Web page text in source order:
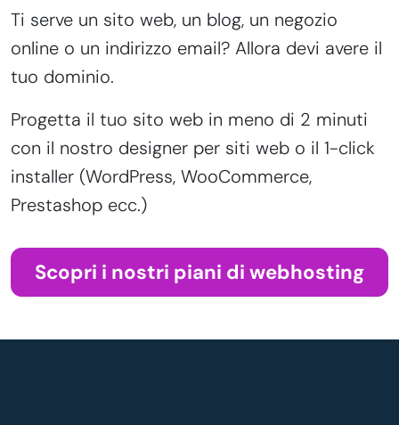
Ti serve un sito web, un blog, un negozio
online o un indirizzo email? Allora devi avere il
tuo dominio.
Progetta il tuo sito web in meno di 2 minuti
con il nostro designer per siti web o il 1-click
installer (WordPress, WooCommerce,
Prestashop ecc.)
Scopri i nostri piani di webhosting